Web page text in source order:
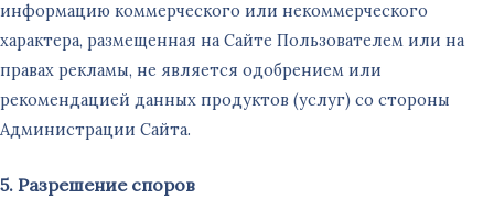
информацию коммерческого или некоммерческого
характера, размещенная на Сайте Пользователем или на
правах рекламы, не является одобрением или
рекомендацией данных продуктов (услуг) со стороны
Администрации Сайта.
5. Разрешение споров